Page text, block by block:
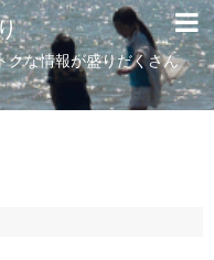
クな情報が盛りだくさん